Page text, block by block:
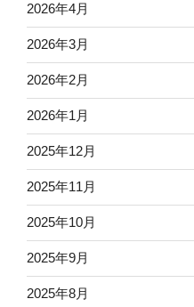
2026年4月
2026年3月
2026年2月
2026年1月
2025年12月
2025年11月
2025年10月
2025年9月
2025年8月